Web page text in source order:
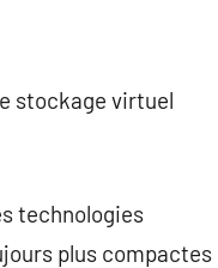
stockage virtuel
technologies
plus compactes